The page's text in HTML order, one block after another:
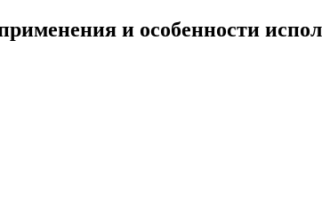
и особенности